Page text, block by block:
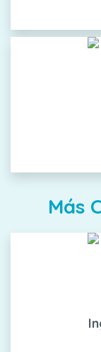
Más